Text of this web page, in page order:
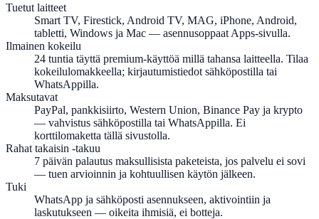
Tuetut laitteet
Smart TV, Firestick, Android TV, MAG, iPhone, Android,
tabletti, Windows ja Mac — asennusoppaat Apps-sivulla.
Ilmainen kokeilu
24 tuntia täyttä premium-käyttöä millä tahansa laitteella. Tilaa
kokeilulomakkeella; kirjautumistiedot sähköpostilla tai
WhatsAppilla.
Maksutavat
PayPal, pankkisiirto, Western Union, Binance Pay ja krypto
— vahvistus sähköpostilla tai WhatsAppilla. Ei
korttilomaketta tällä sivustolla.
Rahat takaisin -takuu
7 päivän palautus maksullisista paketeista, jos palvelu ei sovi
— tuen arvioinnin ja kohtuullisen käytön jälkeen.
Tuki
WhatsApp ja sähköposti asennukseen, aktivointiin ja
laskutukseen — oikeita ihmisiä, ei botteja.